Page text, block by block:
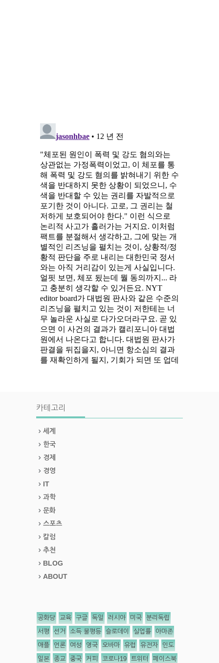
카테고리
세계
한국
경제
경영
IT
과학
문화
스포츠
칼럼
추천
BLOG
ABOUT
공화당 교육 구글 독일 러시아 미국 분리독립
서평 선거 소득 불평등 슬로데이 실업률 아마존
애플 언론 여성 영국 오바마 유럽 유전자 인도
일본 종교 중국 커피 코로나19 트위터 페이스북